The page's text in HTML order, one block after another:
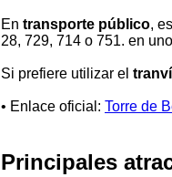
En transporte público,
28, 729, 714 o 751. en
Si prefiere utilizar el
• Enlace oficial: Torre de
Principales